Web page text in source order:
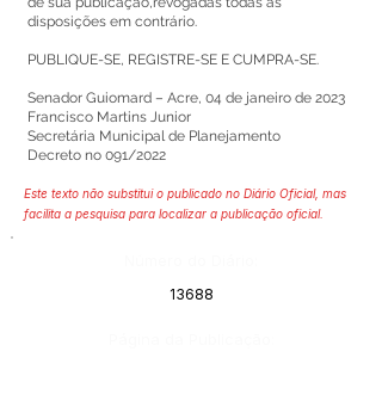
disposições em contrário.
PUBLIQUE-SE, REGISTRE-SE E CUMPRA-SE.
Senador Guiomard – Acre, 04 de janeiro de 2023
Francisco Martins Junior
Secretária Municipal de Planejamento
Decreto no 091/2022
Este texto não substitui o publicado no Diário Oficial, mas
facilita a pesquisa para localizar a publicação oficial.
13688